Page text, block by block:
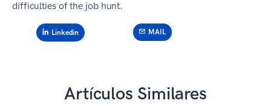
difficulties of the job hunt.
Linkedin MAIL
Artículos Similares